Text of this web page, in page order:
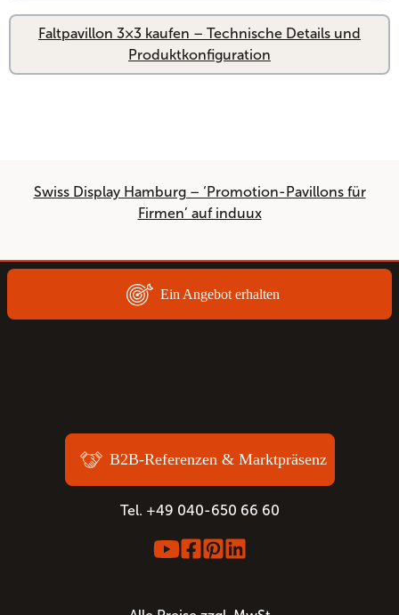
Faltpavillon 3×3 kaufen – Technische Details und
Produktkonfiguration
Swiss Display Hamburg – ‘Promotion-Pavillons für
Firmen’ auf induux
Ein Angebot erhalten
B2B-Referenzen & Marktpräsenz
Tel. +49 040-650 66 60